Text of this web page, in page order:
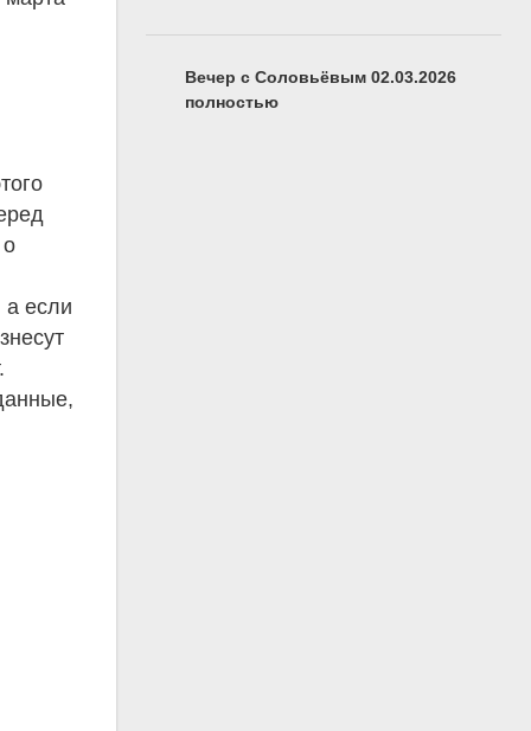
а если
Вечер с Соловьёвым 02.03.2026
полностью